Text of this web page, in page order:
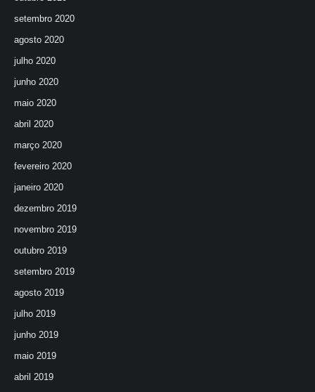
setembro 2020
agosto 2020
julho 2020
junho 2020
maio 2020
abril 2020
março 2020
fevereiro 2020
janeiro 2020
dezembro 2019
novembro 2019
outubro 2019
setembro 2019
agosto 2019
julho 2019
junho 2019
maio 2019
abril 2019